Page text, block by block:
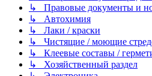
↳ Правовые документы и
↳ Автохимия
↳ Лаки / краски
↳ Чистящие / моющие
↳ Клеевые составы /
↳ Хозяйственный раздел